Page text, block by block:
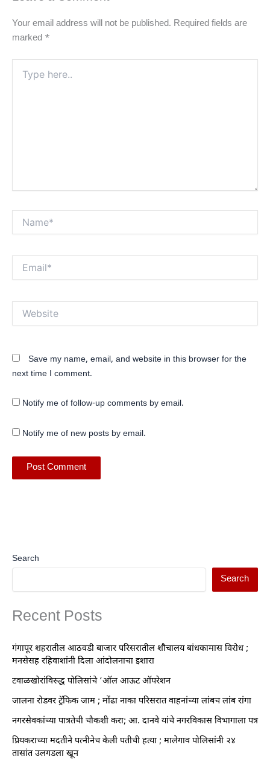
Your email address will not be published. Required fields are
marked *
here..
Save my name, email, and website in this browser for the
next time I comment.
Notify me of follow-up comments by email.
Notify me of new posts by email.
Search
Search
Recent Posts
गंगापूर शहरातील आठवडी बाजार परिसरातील शौचालय बांधकामास विरोध ;
मनसेसह रहिवाशांनी दिला आंदोलनाचा इशारा
टवाळखोरांविरुद्ध पोलिसांचे ‘ऑल आऊट ऑपरेशन
जालना रोडवर ट्रॅफिक जाम ; मोंढा नाका परिसरात वाहनांच्या लांबच लांब रांगा
नगरसेवकांच्या पात्रतेची चौकशी करा; आ. दानवे यांचे नगरविकास विभागाला पत्र
प्रियकराच्या मदतीने पत्नीनेच केली पतीची हत्या ; मालेगाव पोलिसांनी २४
तासांत उलगडला खून